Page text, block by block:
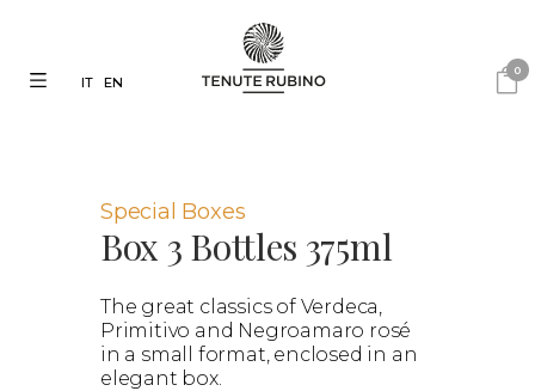
0
IT EN
Special Boxes
Box 3 Bottles 375ml
The great classics of Verdeca,
Primitivo and Negroamaro rosé
in a small format, enclosed in an
elegant box.